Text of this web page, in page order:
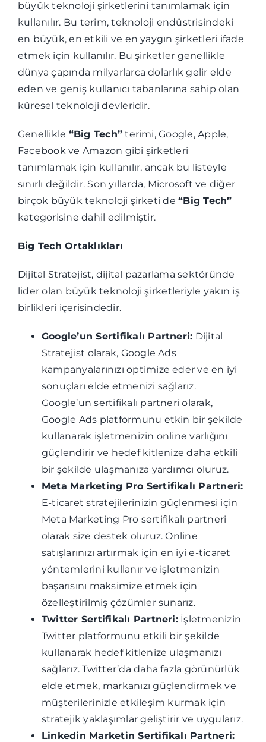
büyük teknoloji şirketlerini tanımlamak için
kullanılır. Bu terim, teknoloji endüstrisindeki
en büyük, en etkili ve en yaygın şirketleri ifade
etmek için kullanılır. Bu şirketler genellikle
dünya çapında milyarlarca dolarlık gelir elde
eden ve geniş kullanıcı tabanlarına sahip olan
küresel teknoloji devleridir.
Genellikle “Big Tech” terimi, Google, Apple,
Facebook ve Amazon gibi şirketleri
tanımlamak için kullanılır, ancak bu listeyle
sınırlı değildir. Son yıllarda, Microsoft ve diğer
birçok büyük teknoloji şirketi de“Big Tech”
kategorisine dahil edilmiştir.
Big Tech Ortaklıkları
Dijital Stratejist, dijital pazarlama sektöründe
lider olan büyük teknoloji şirketleriyle yakın iş
birlikleri içerisindedir.
Google’un Sertifikalı Partneri: Dijital
Stratejist olarak, Google Ads
kampanyalarınızı optimize eder ve en iyi
sonuçları elde etmenizi sağlarız.
Google’un sertifikalı partneri olarak,
Google Ads platformunu etkin bir şekilde
kullanarak işletmenizin online varlığını
güçlendirir ve hedef kitlenize daha etkili
bir şekilde ulaşmanıza yardımcı oluruz.
Meta Marketing Pro Sertifikalı Partneri:
E-ticaret stratejilerinizin güçlenmesi için
Meta Marketing Pro sertifikalı partneri
olarak size destek oluruz. Online
satışlarınızı artırmak için en iyi e-ticaret
yöntemlerini kullanır ve işletmenizin
başarısını maksimize etmek için
özelleştirilmiş çözümler sunarız.
Twitter Sertifikalı Partneri:İşletmenizin
Twitter platformunu etkili bir şekilde
kullanarak hedef kitlenize ulaşmanızı
sağlarız. Twitter’da daha fazla görünürlük
elde etmek, markanızı güçlendirmek ve
müşterilerinizle etkileşim kurmak için
stratejik yaklaşımlar geliştirir ve uygularız.
Linkedin Marketin Sertifikalı Partneri: